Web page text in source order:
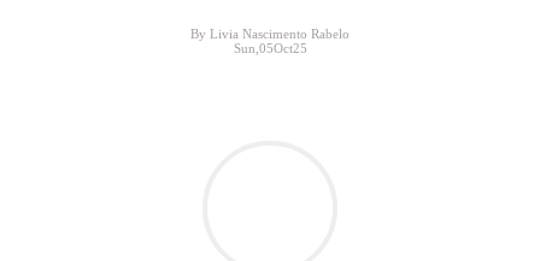
By Livia Nascimento Rabelo
Sun,05Oct25